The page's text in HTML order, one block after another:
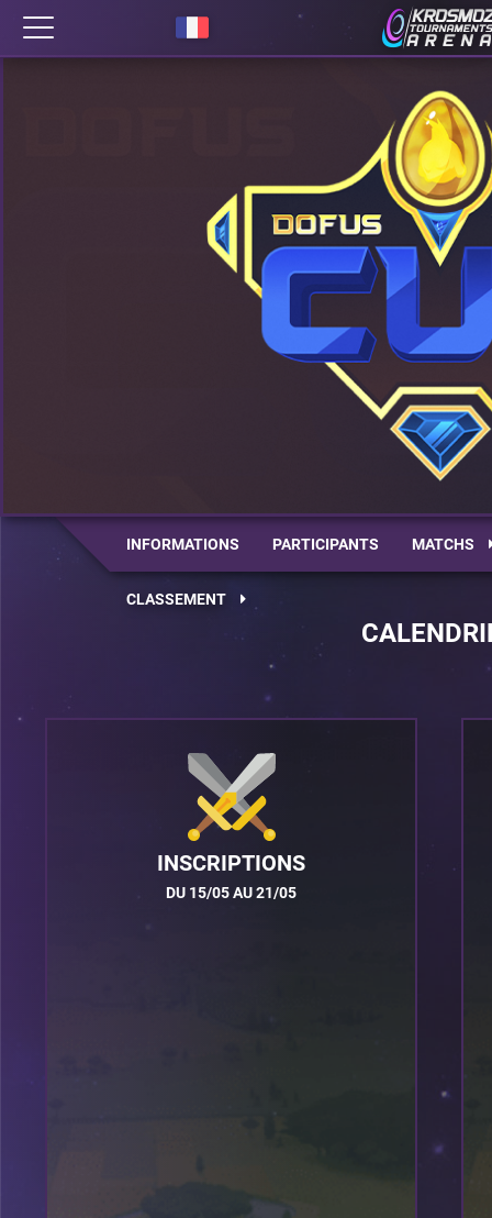
INFORMATIONS PARTICIPANTS MATCHS
CLASSEMENT
INSCRIPTIONS
DU 15/05 AU 21/05